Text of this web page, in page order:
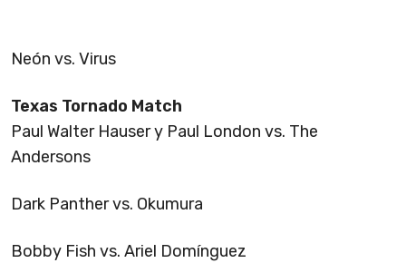
Neón vs. Virus
Texas Tornado Match
Paul Walter Hauser y Paul London vs. The
Andersons
Dark Panther vs. Okumura
Bobby Fish vs. Ariel Domínguez